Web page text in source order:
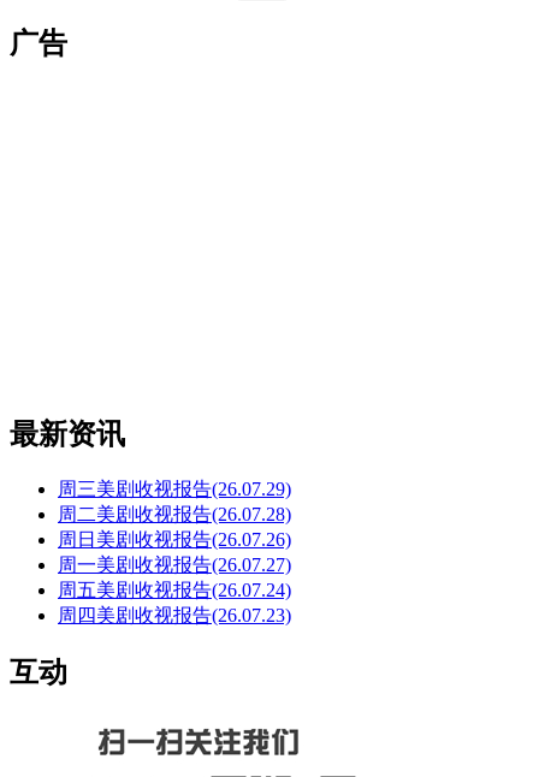
广告
最新资讯
周三美剧收视报告(26.07.29)
周二美剧收视报告(26.07.28)
周日美剧收视报告(26.07.26)
周一美剧收视报告(26.07.27)
周五美剧收视报告(26.07.24)
周四美剧收视报告(26.07.23)
互动